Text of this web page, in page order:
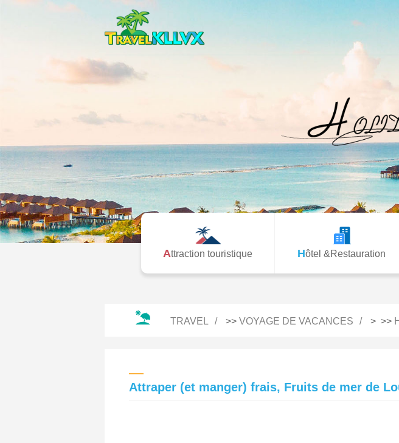
Attraction touristique Hôtel &Restauration
TRAVEL >> VOYAGE DE VACANCES > >>
Attraper (et manger) frais, Fruits de mer de